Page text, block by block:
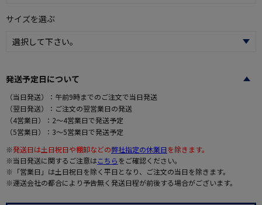
サイズを選ぶ
発送予定日について
（当日発送）：午前9時までのご注文で当日発送
（翌日発送）：ご注文の翌営業日の発送
（4営業日）：2～4営業日で発送予定
（5営業日）：3～5営業日で発送予定
※発送日は土日祝日や棚卸などの弊社指定の休業日を除きます。
※当日発送に関するご注意はこちらをご確認ください。
※「営業日」は土日祝日を除く平日となり、ご注文の当日を除きます。
※運送会社の都合により予告無く発送日程が前後する場合がございます。